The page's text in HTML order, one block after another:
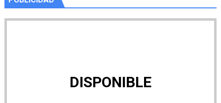
DISPONIBLE